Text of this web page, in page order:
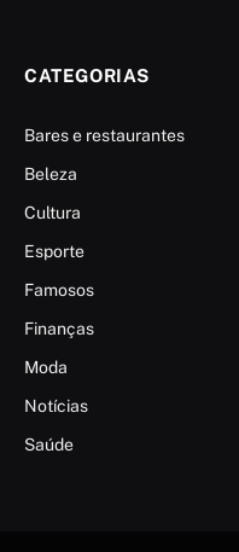
CATEGORIAS
Bares e restaurantes
Beleza
Cultura
Esporte
Famosos
Finanças
Moda
Notícias
Saúde